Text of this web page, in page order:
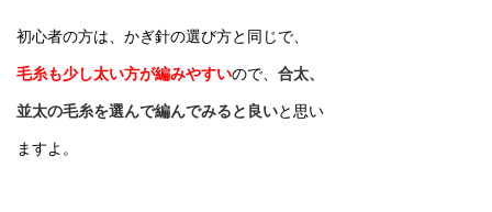
初心者の方は、かぎ針の選び方と同じで、
毛糸も少し太い方が編みやすいので、 合太、
並太の毛糸を選んで編んでみると良いと思い
ますよ。